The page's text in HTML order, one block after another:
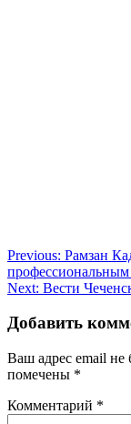
Навигация
по
Previous: Рамзан
Next: Вести
Добавить
Ваш адрес email не
помечены *
Комментарий *